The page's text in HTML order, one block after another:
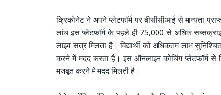
क्रिकोनेट ने अपने प्लेटफॉर्म पर बीसीसीआई से मान्यता
लांच इस प्लेटफॉर्म के पहले ही 75,000 से अधिक
लाइव सत्र मिलता है। विद्यार्थी को अधिकतम लाभ
करने में मदद करता है। इस ऑनलाइन कोचिंग प्लेटफॉर्म
मजबूत करने में मदद मिलती है।